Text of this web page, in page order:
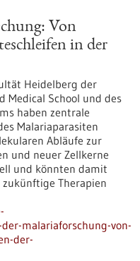
Von
in der
Heidelberg der
Medical School und des
haben zentrale
Malariaparasiten
Abläufe zur
und neuer Zellkerne
und könnten damit
Therapien
malariaforschung-von-
der-